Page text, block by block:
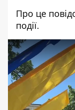
Про це
події.